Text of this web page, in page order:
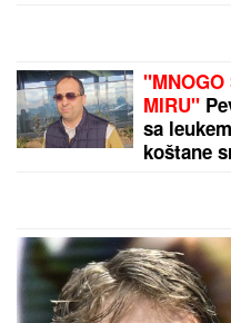
"MNOGO
MIRU"
sa
koštane